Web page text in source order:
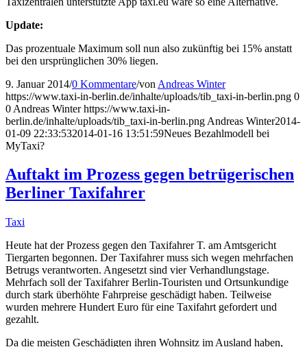
Update:
Das prozentuale Maximum soll nun also zukünftig bei 15% anstatt
bei den ursprünglichen 30% liegen.
9. Januar 2014/0 Kommentare/von Andreas Winter
https://www.taxi-in-berlin.de/inhalte/uploads/tib_taxi-in-berlin.png 0
0 Andreas Winter https://www.taxi-in-
berlin.de/inhalte/uploads/tib_taxi-in-berlin.png Andreas Winter2014-
01-09 22:33:532014-01-16 13:51:59Neues Bezahlmodell bei
MyTaxi?
Auftakt im Prozess gegen betrügerischen
Berliner Taxifahrer
Taxi
Heute hat der Prozess gegen den Taxifahrer T. am Amtsgericht
Tiergarten begonnen. Der Taxifahrer muss sich wegen mehrfachen
Betrugs verantworten. Angesetzt sind vier Verhandlungstage.
Mehrfach soll der Taxifahrer Berlin-Touristen und Ortsunkundige
durch stark überhöhte Fahrpreise geschädigt haben. Teilweise
wurden mehrere Hundert Euro für eine Taxifahrt gefordert und
gezahlt.
Da die meisten Geschädigten ihren Wohnsitz im Ausland haben,